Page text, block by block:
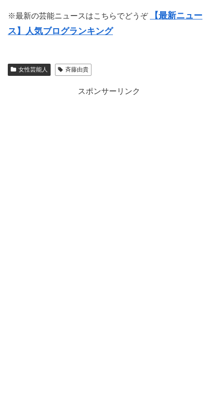
※最新の芸能ニュースはこちらでどうぞ
【最新ニュー
ス】人気ブログランキング
女性芸能人 斉藤由貴
スポンサーリンク